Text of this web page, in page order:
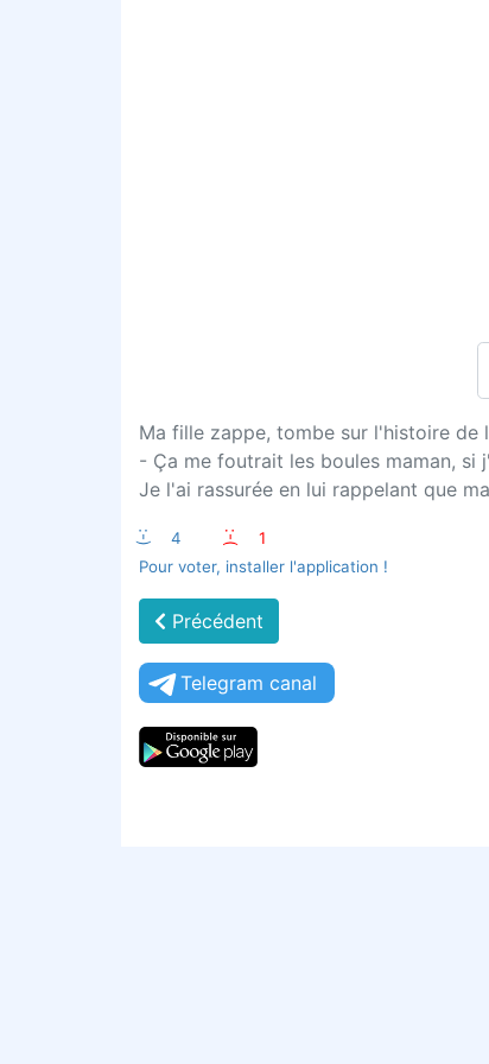
Ma fille zappe, tombe sur l'histoire de
- Ça me foutrait les boules maman,
Je l'ai rassurée en lui rappelant que
:-) 4 :-(
1
Pour voter, installer l'application !
Précédent
Telegram canal